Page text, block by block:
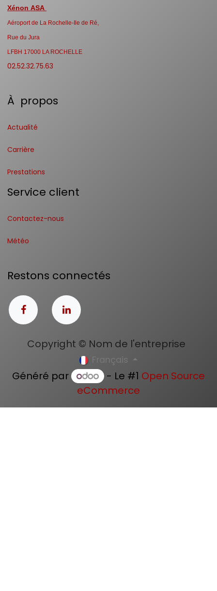
Xénon ASA
Aéroport de La Rochelle-Ile de Ré,
Rue du Jura
LFBH 17000 LA ROCHELLE
02.52.32.75.63
À propos
Actualité
Carrière
Prestations
Service client
Contactez-nous
Météo
Restons connectés
Copyright © Nom de l'entreprise
Français
Généré par - Le #1 Open Source
eCommerce